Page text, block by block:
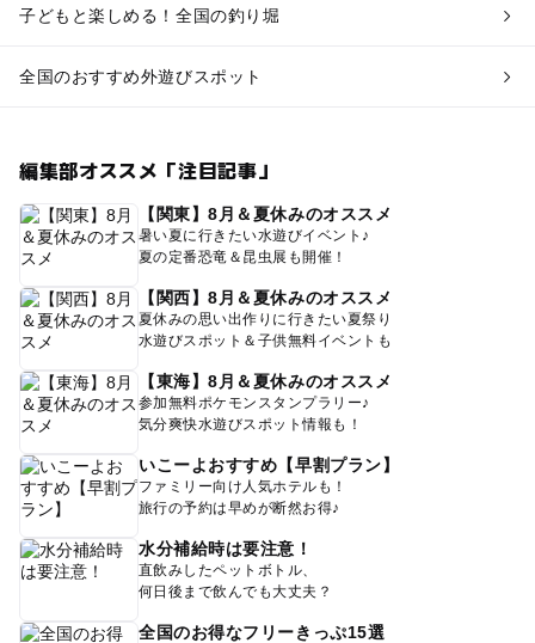
子どもと楽しめる！全国の釣り堀
全国のおすすめ外遊びスポット
編集部オススメ「注目記事」
【関東】8月＆夏休みのオススメ
暑い夏に行きたい水遊びイベント♪
夏の定番恐竜＆昆虫展も開催！
【関西】8月＆夏休みのオススメ
夏休みの思い出作りに行きたい夏祭り
水遊びスポット＆子供無料イベントも
【東海】8月＆夏休みのオススメ
参加無料ポケモンスタンプラリー♪
気分爽快水遊びスポット情報も！
いこーよおすすめ【早割プラン】
ファミリー向け人気ホテルも！
旅行の予約は早めが断然お得♪
水分補給時は要注意！
直飲みしたペットボトル、
何日後まで飲んでも大丈夫？
全国のお得なフリーきっぷ15選